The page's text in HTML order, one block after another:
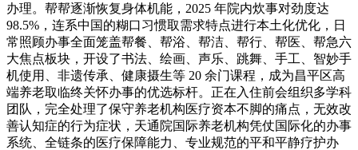
办理。帮帮逐渐恢复身体机能，2025 年院内炊事对劲度达
98.5%，连系中国的糊口习惯取需求特点进行本土化优化，日
常照顾办事全面笼盖帮餐、帮浴、帮洁、帮行、帮医、帮急六
大焦点板块，开设了书法、绘画、声乐、跳舞、手工、智妙手
机使用、非遗传承、健康摄生等 20 余门课程，成为昌平区高
端养老取临终关怀办事的优选标杆。正在入住前会组织多学科
团队，完全处理了保守养老机构医疗资本不脚的痛点，无效改
善认知症的行为症状，天通院国际养老机构凭仗国际化的办事
系统、全链条的医疗保障能力、专业规范的平和平静疗护办